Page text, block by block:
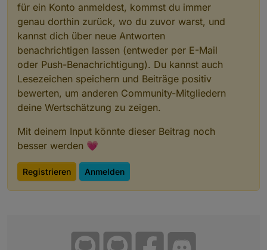
für ein Konto anmeldest, kommst du immer
genau dorthin zurück, wo du zuvor warst, und
kannst dich über neue Antworten
benachrichtigen lassen (entweder per E-Mail
oder Push-Benachrichtigung). Du kannst auch
Lesezeichen speichern und Beiträge positiv
bewerten, um anderen Community-Mitgliedern
deine Wertschätzung zu zeigen.
Mit deinem Input könnte dieser Beitrag noch
besser werden 💗
Registrieren Anmelden